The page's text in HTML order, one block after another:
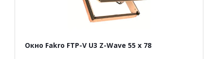
Окно Fakro FTP-V U3 Z-Wave 55 х 78